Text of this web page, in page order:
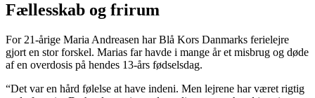
Fællesskab og frirum
For 21-årige Maria Andreasen har Blå Kors Danmarks ferielejre
gjort en stor forskel. Marias far havde i mange år et misbrug og døde
af en overdosis på hendes 13-års fødselsdag.
“Det var en hård følelse at have indeni. Men lejrene har været rigtig